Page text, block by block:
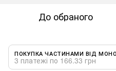
До обраного
ПОКУПКА ЧАСТИНАМИ ВІД
3 платежі по 166.33 грн